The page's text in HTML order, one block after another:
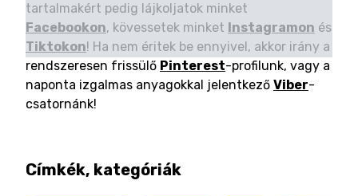
tartalmakért pedig lájkoljatok minket
Facebookon, kövessetek minket Instagramon és
Tiktokon! Ha nem éritek be ennyivel, akkor irány a
rendszeresen frissülő Pinterest-profilunk, vagy a
naponta izgalmas anyagokkal jelentkező Viber-
csatornánk!
Címkék, kategóriák